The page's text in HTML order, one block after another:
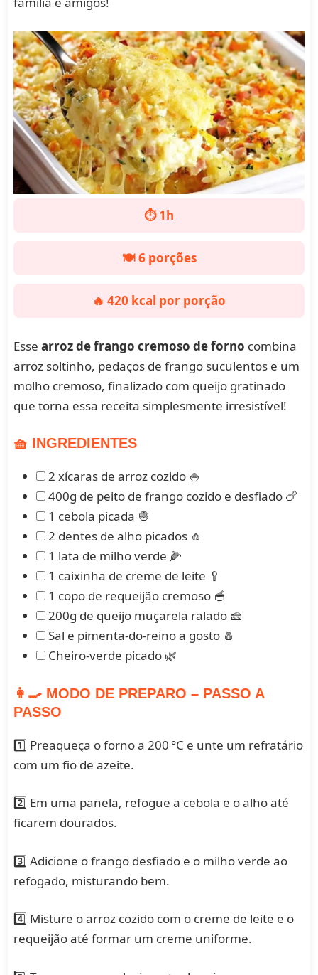
⏱️ 1h
🍽️ 6 porções
🔥 420 kcal por porção
Essearroz de frango cremoso de forno combina
arroz soltinho, pedaços de frango suculentos e um
molho cremoso, finalizado com queijo gratinado
que torna essa receita simplesmente irresistível!
🧺 INGREDIENTES
2 xícaras de arroz cozido 🍚
400g de peito de frango cozido e desfiado 🍗
1 cebola picada 🧅
2 dentes de alho picados 🧄
1 lata de milho verde 🌽
1 caixinha de creme de leite 🥄
1 copo de requeijão cremoso 🥣
200g de queijo muçarela ralado 🧀
Sal e pimenta‑do‑reino a gosto 🧂
Cheiro‑verde picado 🌿
👩‍🍳 MODO DE PREPARO – PASSO A
PASSO
1️⃣ Preaqueça o forno a 200 °C e unte um refratário
com um fio de azeite.
2️⃣ Em uma panela, refogue a cebola e o alho até
ficarem dourados.
3️⃣ Adicione o frango desfiado e o milho verde ao
refogado, misturando bem.
4️⃣ Misture o arroz cozido com o creme de leite e o
requeijão até formar um creme uniforme.